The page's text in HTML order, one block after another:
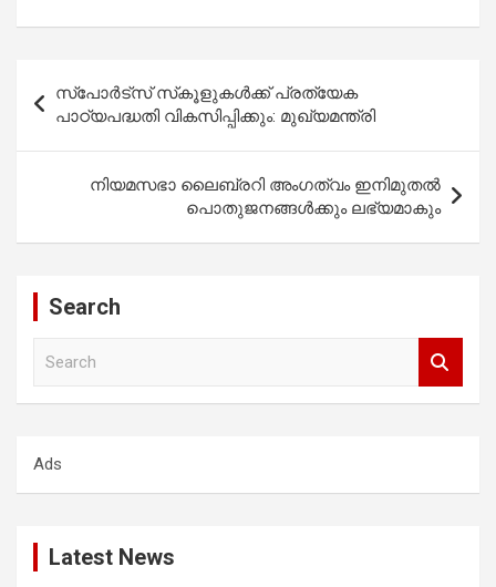
navigation
സ്പോർട്സ് സ്‌കൂളുകൾക്ക് പ്രത്യേക
പാഠ്യപദ്ധതി വികസിപ്പിക്കും: മുഖ്യമന്ത്രി
നിയമസഭാ ലൈബ്രറി അംഗത്വം ഇനിമുതൽ
പൊതുജനങ്ങൾക്കും ലഭ്യമാകും
Search
h
Ads
Latest News